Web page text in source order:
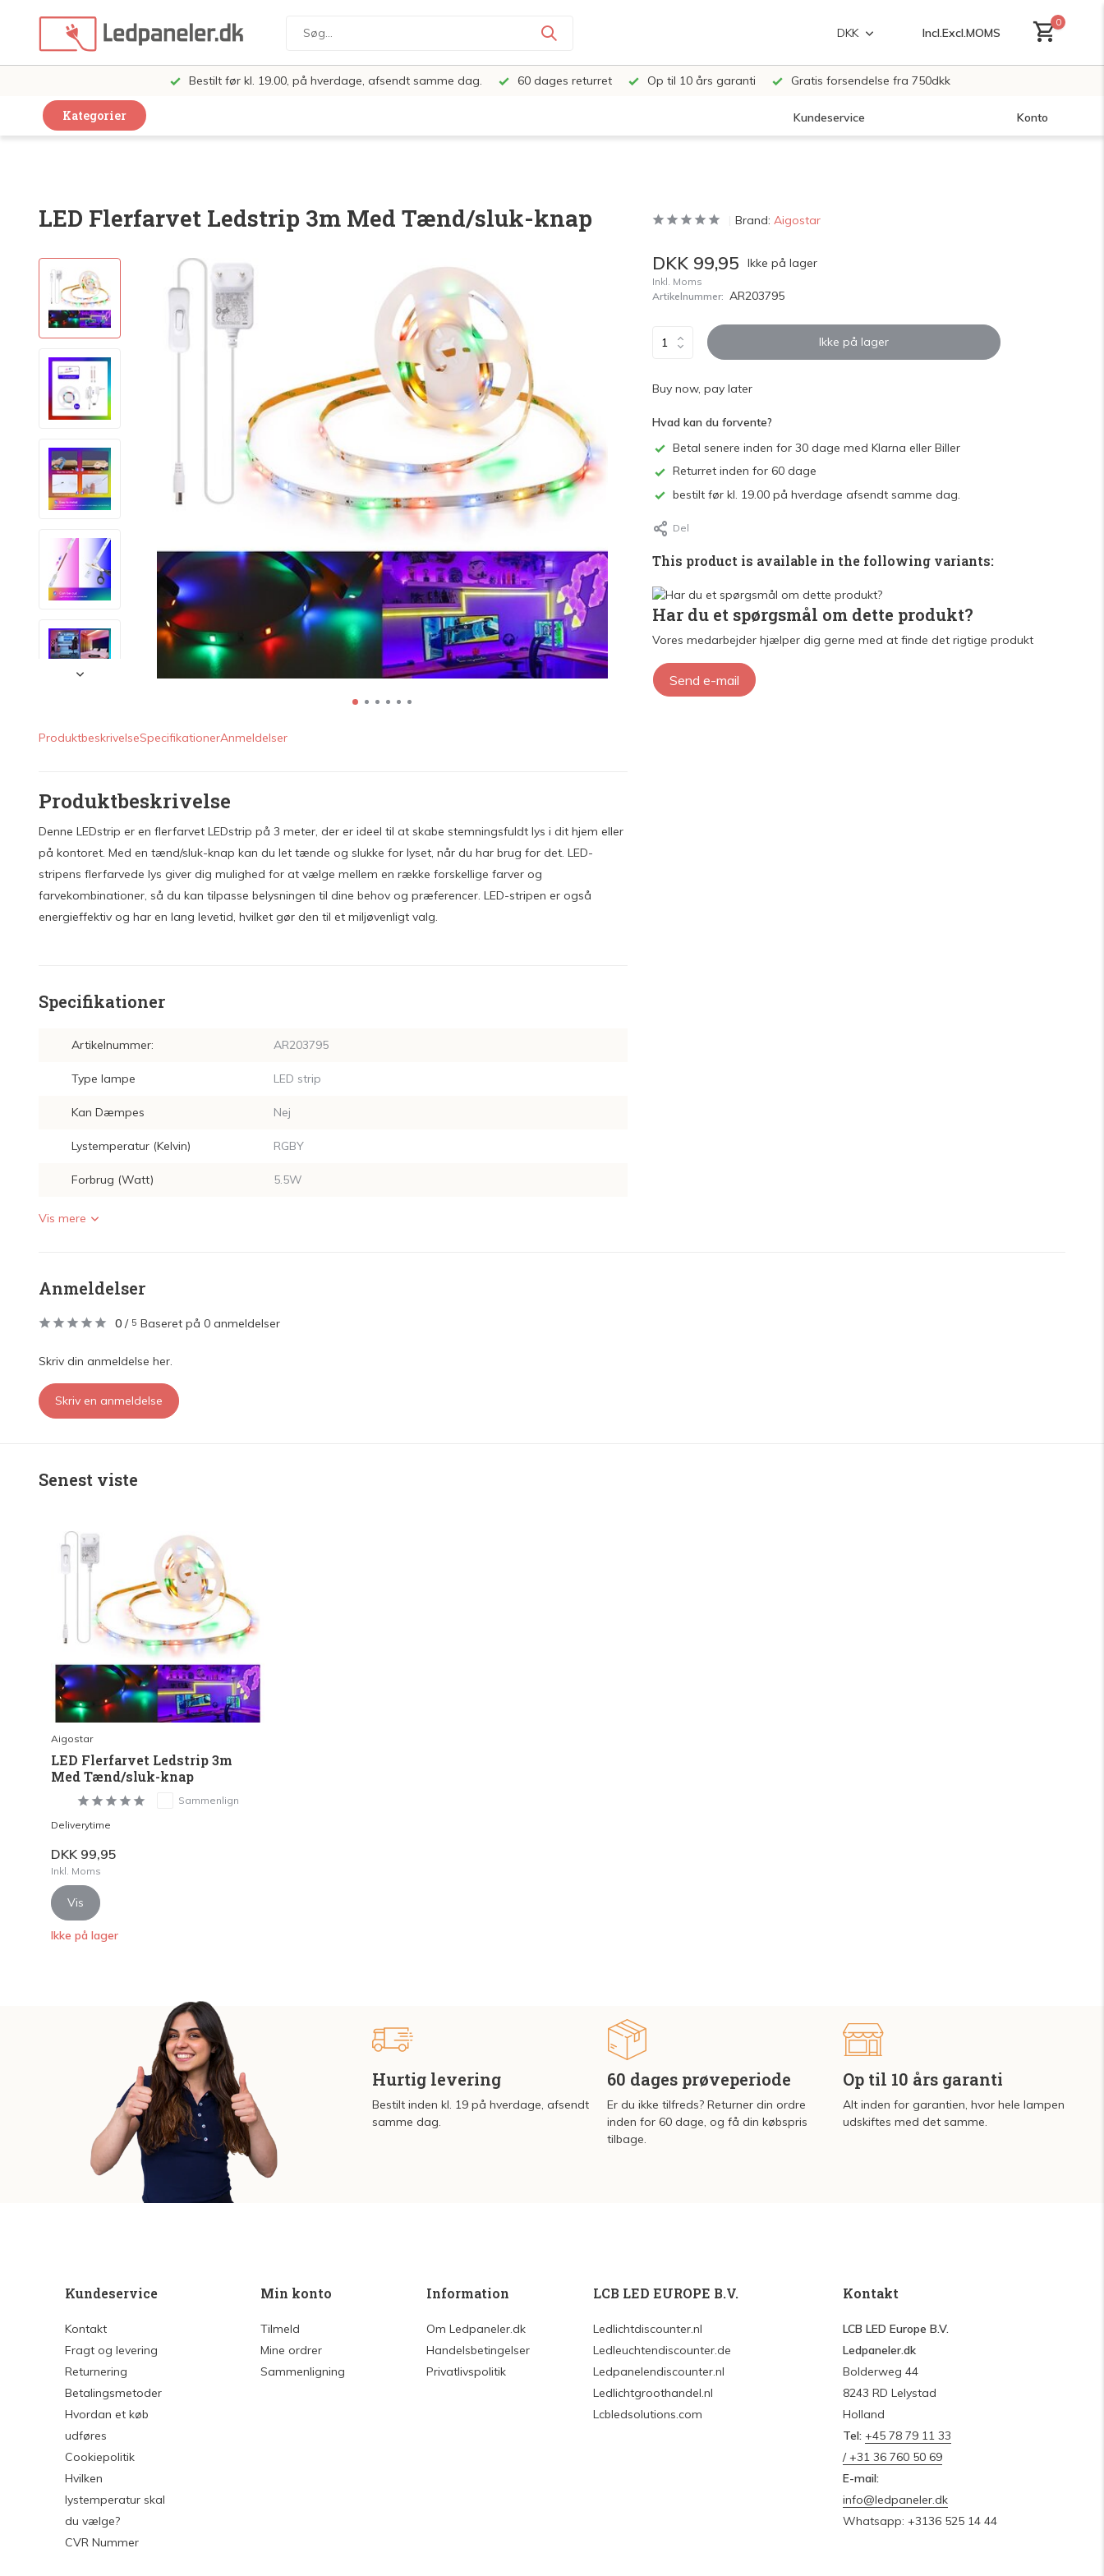
DKK Incl.Excl.MOMS
0
Bestilt før kl. 19.00, på hverdage, afsendt samme dag. 60 dages returret Op til 10 års garanti Gratis forsendelse fra 750dkk
Kategorier Kundeservice Konto
LED Loft og Væglamper
LED Pærer
LED Armatur Komplet
LED Lysstofrør
LED High Bay Industrilamper
LED Udendørsbelysning
LED Smart Belysning
Installationsmateriale og tilbehør
Udsalgs produkter
LED Flerfarvet Ledstrip 3m Med Tænd/sluk-knap
ProduktbeskrivelseSpecifikationerAnmeldelser
Produktbeskrivelse
Denne LEDstrip er en flerfarvet LEDstrip på 3 meter, der er ideel til at skabe stemningsfuldt lys i dit hjem eller
på kontoret. Med en tænd/sluk-knap kan du let tænde og slukke for lyset, når du har brug for det. LED-
stripens flerfarvede lys giver dig mulighed for at vælge mellem en række forskellige farver og
farvekombinationer, så du kan tilpasse belysningen til dine behov og præferencer. LED-stripen er også
energieffektiv og har en lang levetid, hvilket gør den til et miljøvenligt valg.
Specifikationer
Artikelnummer: AR203795
Type lampe LED strip
Kan Dæmpes Nej
Lystemperatur (Kelvin) RGBY
Forbrug (Watt) 5.5W
Vis mere
Brand: Aigostar
DKK 99,95 Ikke på lager
Inkl. Moms
Artikelnummer: AR203795
Ikke på lager
Buy now, pay later
Hvad kan du forvente?
Betal senere inden for 30 dage med Klarna eller Biller
Returret inden for 60 dage
bestilt før kl. 19.00 på hverdage afsendt samme dag.
Del
This product is available in the following variants:
Har du et spørgsmål om dette produkt?
Vores medarbejder hjælper dig gerne med at finde det rigtige produkt
Send e-mail
Anmeldelser
0 / 5 Baseret på 0 anmeldelser
Skriv din anmeldelse her.
Skriv en anmeldelse
Senest viste
Aigostar
LED Flerfarvet Ledstrip 3m
Med Tænd/sluk-knap
Sammenlign
Deliverytime
DKK 99,95
Inkl. Moms
Vis
Ikke på lager
Hurtig levering
Bestilt inden kl. 19 på hverdage, afsendt
samme dag.
60 dages prøveperiode
Er du ikke tilfreds? Returner din ordre
inden for 60 dage, og få din købspris
tilbage.
Op til 10 års garanti
Alt inden for garantien, hvor hele lampen
udskiftes med det samme.
Kundeservice
Kontakt
Fragt og levering
Returnering
Betalingsmetoder
Hvordan et køb
udføres
Cookiepolitik
Hvilken
lystemperatur skal
du vælge?
CVR Nummer
Min konto
Tilmeld
Mine ordrer
Sammenligning
Information
Om Ledpaneler.dk
Handelsbetingelser
Privatlivspolitik
LCB LED EUROPE B.V.
Ledlichtdiscounter.nl
Ledleuchtendiscounter.de
Ledpanelendiscounter.nl
Ledlichtgroothandel.nl
Lcbledsolutions.com
Kontakt
LCB LED Europe B.V.
Ledpaneler.dk
Bolderweg 44
8243 RD Lelystad
Holland
Tel: +45 78 79 11 33
/ +31 36 760 50 69
E-mail:
info@ledpaneler.dk
Whatsapp: +3136 525 14 44